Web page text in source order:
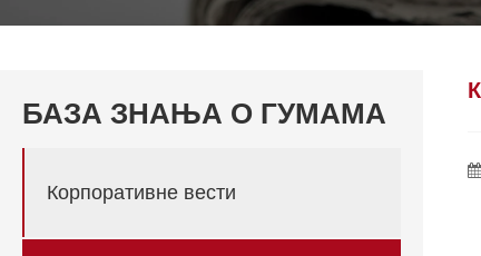
БАЗА ЗНАЊА О ГУМАМА
Корпоративне вести